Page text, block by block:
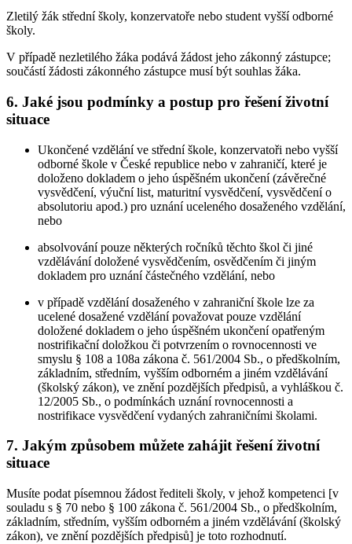
Zletilý žák střední školy, konzervatoře nebo student vyšší odborné
školy.
V případě nezletilého žáka podává žádost jeho zákonný zástupce;
součástí žádosti zákonného zástupce musí být souhlas žáka.
6. Jaké jsou podmínky a postup pro řešení životní
situace
Ukončené vzdělání ve střední škole, konzervatoři nebo vyšší
odborné škole v České republice nebo v zahraničí, které je
doloženo dokladem o jeho úspěšném ukončení (závěrečné
vysvědčení, výuční list, maturitní vysvědčení, vysvědčení o
absolutoriu apod.) pro uznání uceleného dosaženého vzdělání,
nebo
absolvování pouze některých ročníků těchto škol či jiné
vzdělávání doložené vysvědčením, osvědčením či jiným
dokladem pro uznání částečného vzdělání, nebo
v případě vzdělání dosaženého v zahraniční škole lze za
ucelené dosažené vzdělání považovat pouze vzdělání
doložené dokladem o jeho úspěšném ukončení opatřeným
nostrifikační doložkou či potvrzením o rovnocennosti ve
smyslu § 108 a 108a zákona č. 561/2004 Sb., o předškolním,
základním, středním, vyšším odborném a jiném vzdělávání
(školský zákon), ve znění pozdějších předpisů, a vyhláškou č.
12/2005 Sb., o podmínkách uznání rovnocennosti a
nostrifikace vysvědčení vydaných zahraničními školami.
7. Jakým způsobem můžete zahájit řešení životní
situace
Musíte podat písemnou žádost řediteli školy, v jehož kompetenci [v
souladu s § 70 nebo § 100 zákona č. 561/2004 Sb., o předškolním,
základním, středním, vyšším odborném a jiném vzdělávání (školský
zákon), ve znění pozdějších předpisů] je toto rozhodnutí.